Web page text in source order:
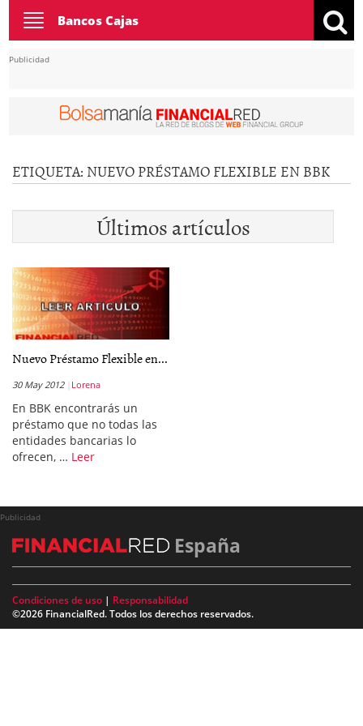
Toggle
navigation
Bancos Cajas
Publicidad
ETIQUETA: NUEVO PRÉSTAMO FLEXIBLE EN BBK
Últimos artículos
Nuevo Préstamo Flexible en...
30 May 2012 Lorena
En BBK encontrarás un
préstamo que no todas las
entidades bancarias lo
ofrecen, … Leer
Publicidad
España
Condiciones de uso | Responsabilidad
©2026 FinancialRed. Todos los derechos reservados.